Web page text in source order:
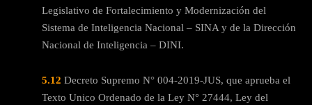
Legislativo de Fortalecimiento y Modernización del
Sistema de Inteligencia Nacional – SINA y de la Dirección
Nacional de Inteligencia – DINI.
5.12 Decreto Supremo N° 004-2019-JUS, que aprueba el
Texto Unico Ordenado de la Ley N° 27444, Ley del